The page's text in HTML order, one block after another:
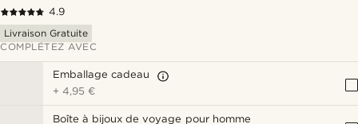
4.9
Livraison Gratuite
COMPLÉTEZ AVEC
Emballage cadeau
+4,95 €
Boîte à bijoux de voyage pour homme